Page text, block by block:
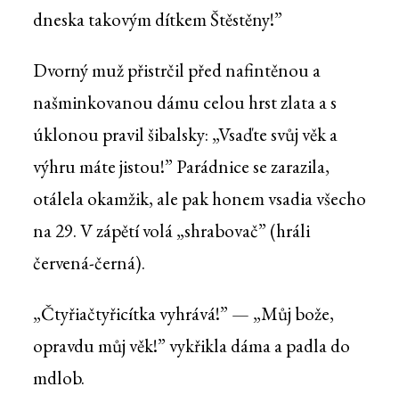
dneska takovým dítkem Štěstěny!”
Dvorný muž přistrčil před nafintěnou a
našminkovanou dámu celou hrst zlata a s
úklonou pravil šibalsky: „Vsaďte svůj věk a
výhru máte jistou!” Parádnice se zarazila,
otálela okamžik, ale pak honem vsadia všecho
na 29. V zápětí volá „shrabovač” (hráli
červená-černá).
„Čtyřiačtyřicítka vyhrává!” — „Můj bože,
opravdu můj věk!” vykřikla dáma a padla do
mdlob.